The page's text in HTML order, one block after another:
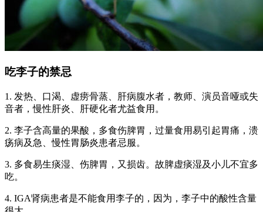
吃李子的禁忌
1. 发热、口渴、虚痨骨蒸、肝病腹水者，教师、演员音哑或失
音者，慢性肝炎、肝硬化者尤益食用。
2. 李子含高量的果酸，多食伤脾胃，过量食用易引起胃痛，溃
疡病及急、慢性胃肠炎患者忌服。
3. 多食易生痰湿、伤脾胃，又损齿。故脾虚痰湿及小儿不宜多
吃。
4. IGA肾病患者是不能食用李子的，因为，李子中的酸性含量